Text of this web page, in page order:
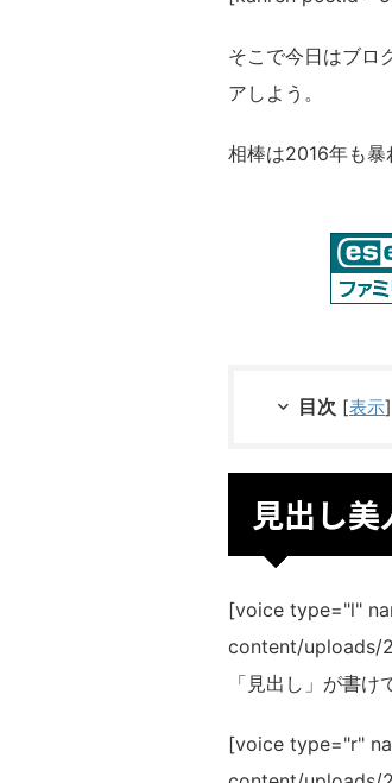
そこで今日はブロ
アしよう。
相棒は2016年も暴
目次 [表示]
見出し美
[voice type="l"
content/uploads/
「見出し」が書
[voice type="r"